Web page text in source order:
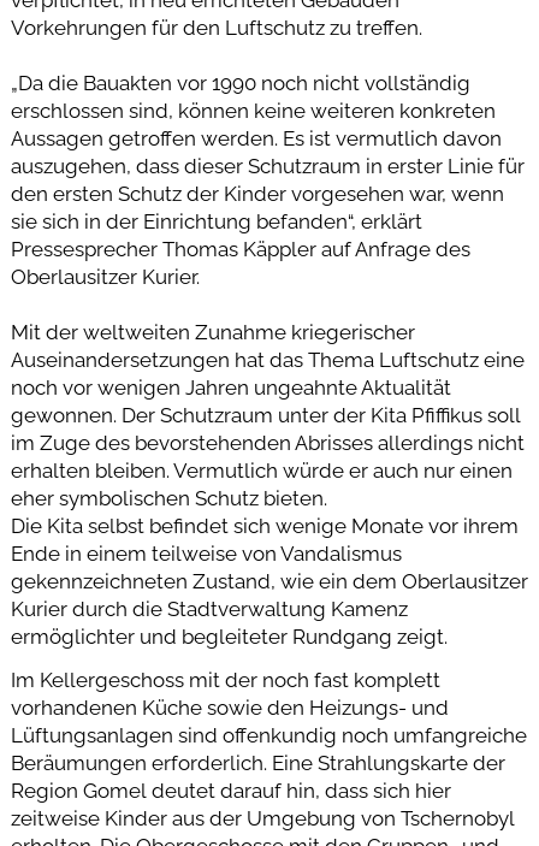
Vorkehrungen für den Luftschutz zu treffen.
„Da die Bauakten vor 1990 noch nicht vollständig
erschlossen sind, können keine weiteren konkreten
Aussagen getroffen werden. Es ist vermutlich davon
auszugehen, dass dieser Schutzraum in erster Linie für
den ersten Schutz der Kinder vorgesehen war, wenn
sie sich in der Einrichtung befanden“, erklärt
Pressesprecher Thomas Käppler auf Anfrage des
Oberlausitzer Kurier.
Mit der weltweiten Zunahme kriegerischer
Auseinandersetzungen hat das Thema Luftschutz eine
noch vor wenigen Jahren ungeahnte Aktualität
gewonnen. Der Schutzraum unter der Kita Pfiffikus soll
im Zuge des bevorstehenden Abrisses allerdings nicht
erhalten bleiben. Vermutlich würde er auch nur einen
eher symbolischen Schutz bieten.
Die Kita selbst befindet sich wenige Monate vor ihrem
Ende in einem teilweise von Vandalismus
gekennzeichneten Zustand, wie ein dem Oberlausitzer
Kurier durch die Stadtverwaltung Kamenz
ermöglichter und begleiteter Rundgang zeigt.
Im Kellergeschoss mit der noch fast komplett
vorhandenen Küche sowie den Heizungs- und
Lüftungsanlagen sind offenkundig noch umfangreiche
Beräumungen erforderlich. Eine Strahlungskarte der
Region Gomel deutet darauf hin, dass sich hier
zeitweise Kinder aus der Umgebung von Tschernobyl